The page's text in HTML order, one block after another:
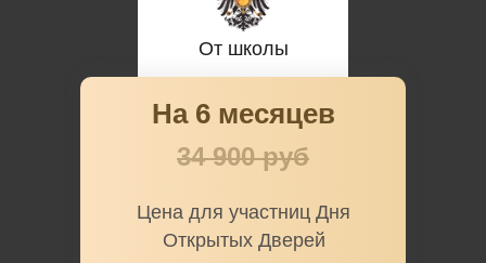
34 900 руб
От школы
На 6 месяцев
Цена для участниц Дня
Открытых Дверей